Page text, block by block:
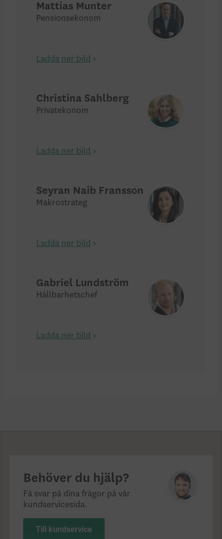
Mattias Munter
Pensionsekonom
Ladda ner bild
Christina Sahlberg
Privatekonom
Ladda ner bild
Seyran Naib Fransson
Makrostrateg
Ladda ner bild
Gabriel Lundström
Hållbarhetschef
Ladda ner bild
Behöver du hjälp?
Få svar på dina frågor på vår
kundservicesida.
Till kundservice